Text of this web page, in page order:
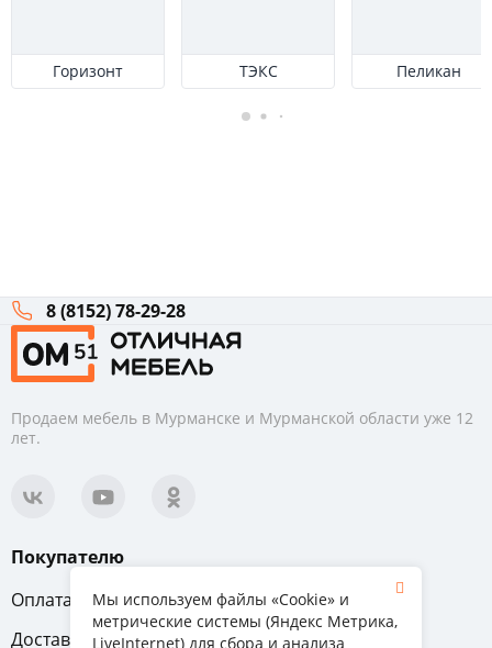
Горизонт ТЭКС Пеликан
8 (8152) 78-29-28
Продаем мебель в Мурманске и Мурманской области уже 12
лет.
Покупателю
Оплата
Вопрос-ответ
Доставка
Обмен и возврат
Мы используем файлы «Cookie» и
метрические системы (Яндекс Метрика,
LiveInternet) для сбора и анализа